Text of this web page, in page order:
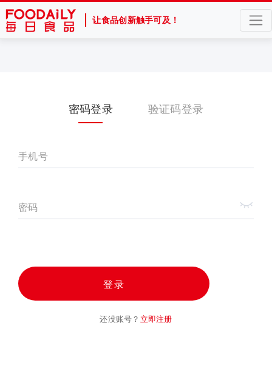
让食品创新触手可及！
密码登录 验证码登录
手机号
密码
登录
还没账号？ 立即注册